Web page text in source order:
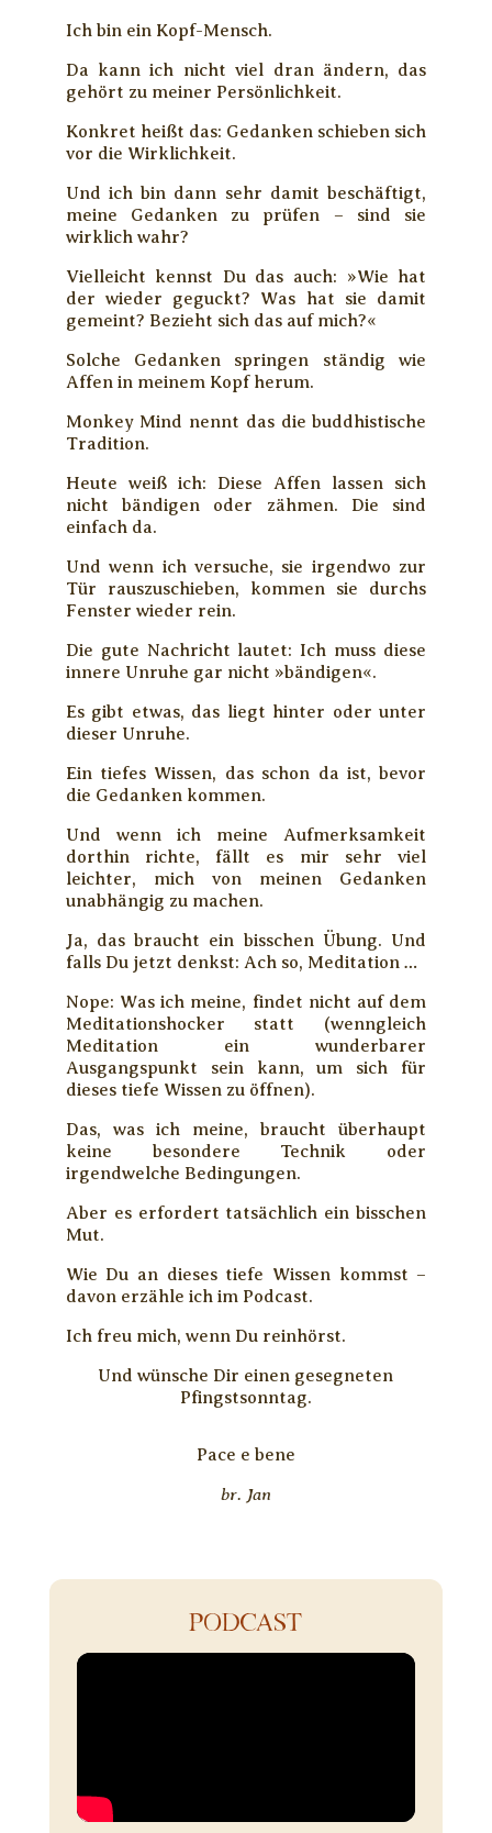
Ich bin ein Kopf-Mensch.
Da kann ich nicht viel dran ändern, das
gehört zu meiner Persönlichkeit.
Konkret heißt das: Gedanken schieben sich
vor die Wirklichkeit.
Und ich bin dann sehr damit beschäftigt,
meine Gedanken zu prüfen – sind sie
wirklich wahr?
Vielleicht kennst Du das auch: »Wie hat
der wieder geguckt? Was hat sie damit
gemeint? Bezieht sich das auf mich?«
Solche Gedanken springen ständig wie
Affen in meinem Kopf herum.
Monkey Mind nennt das die buddhistische
Tradition.
Heute weiß ich: Diese Affen lassen sich
nicht bändigen oder zähmen. Die sind
einfach da.
Und wenn ich versuche, sie irgendwo zur
Tür rauszuschieben, kommen sie durchs
Fenster wieder rein.
Die gute Nachricht lautet: Ich muss diese
innere Unruhe gar nicht »bändigen«.
Es gibt etwas, das liegt hinter oder unter
dieser Unruhe.
Ein tiefes Wissen, das schon da ist, bevor
die Gedanken kommen.
Und wenn ich meine Aufmerksamkeit
dorthin richte, fällt es mir sehr viel
leichter, mich von meinen Gedanken
unabhängig zu machen.
Ja, das braucht ein bisschen Übung. Und
falls Du jetzt denkst: Ach so, Meditation …
Nope: Was ich meine, findet nicht auf dem
Meditationshocker statt (wenngleich
Meditation ein wunderbarer
Ausgangspunkt sein kann, um sich für
dieses tiefe Wissen zu öffnen).
Das, was ich meine, braucht überhaupt
keine besondere Technik oder
irgendwelche Bedingungen.
Aber es erfordert tatsächlich ein bisschen
Mut.
Wie Du an dieses tiefe Wissen kommst –
davon erzähle ich im Podcast.
Ich freu mich, wenn Du reinhörst.
Und wünsche Dir einen gesegneten
Pfingstsonntag.
Pace e bene
br. Jan
PODCAST